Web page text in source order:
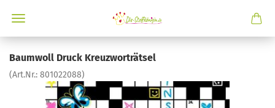
Baumwoll Druck Kreuzworträtsel
(Art.Nr.: 801022088)